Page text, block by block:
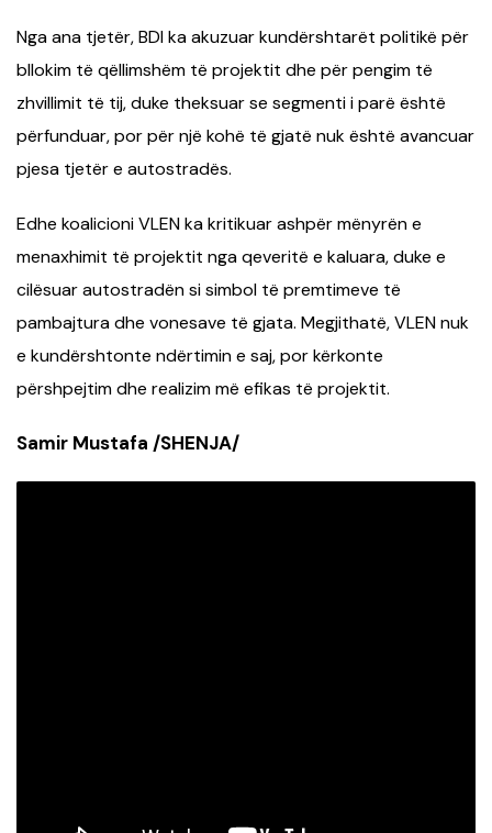
Nga ana tjetër, BDI ka akuzuar kundërshtarët politikë për
bllokim të qëllimshëm të projektit dhe për pengim të
zhvillimit të tij, duke theksuar se segmenti i parë është
përfunduar, por për një kohë të gjatë nuk është avancuar
pjesa tjetër e autostradës.
Edhe koalicioni VLEN ka kritikuar ashpër mënyrën e
menaxhimit të projektit nga qeveritë e kaluara, duke e
cilësuar autostradën si simbol të premtimeve të
pambajtura dhe vonesave të gjata. Megjithatë, VLEN nuk
e kundërshtonte ndërtimin e saj, por kërkonte
përshpejtim dhe realizim më efikas të projektit.
Samir Mustafa /SHENJA/